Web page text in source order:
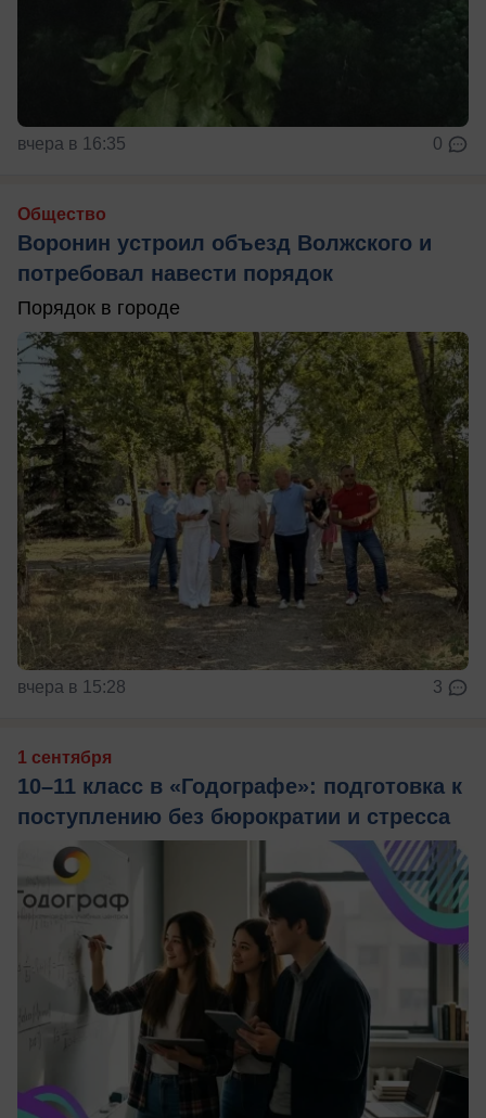
вчера в 16:35 0
Общество
Воронин устроил объезд Волжского и
потребовал навести порядок
Порядок в городе
вчера в 15:28 3
1 сентября
10–11 класс в «Годографе»: подготовка к
поступлению без бюрократии и стресса